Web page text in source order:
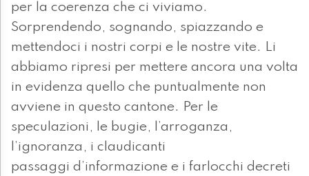
per la coerenza che ci viviamo.
Sorprendendo, sognando, spiazzando e
mettendoci i nostri corpi e le nostre vite. Li
abbiamo ripresi per mettere ancora una volta
in evidenza quello che puntualmente non
avviene in questo cantone. Per le
speculazioni, le bugie, l’arroganza,
l’ignoranza, i claudicanti
passaggi d’informazione e i farlocchi decreti